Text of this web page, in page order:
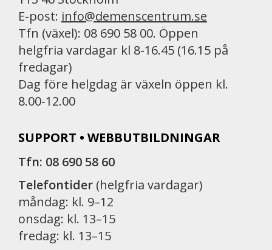
E-post: info@demenscentrum.se
Tfn (växel): 08 690 58 00. Öppen
helgfria vardagar kl 8-16.45 (16.15 på
fredagar)
Dag före helgdag är växeln öppen kl.
8.00-12.00
SUPPORT • WEBBUTBILDNINGAR
Tfn: 08 690 58 60
Telefontider (helgfria vardagar)
måndag: kl. 9–12
onsdag: kl. 13–15
fredag: kl. 13–15